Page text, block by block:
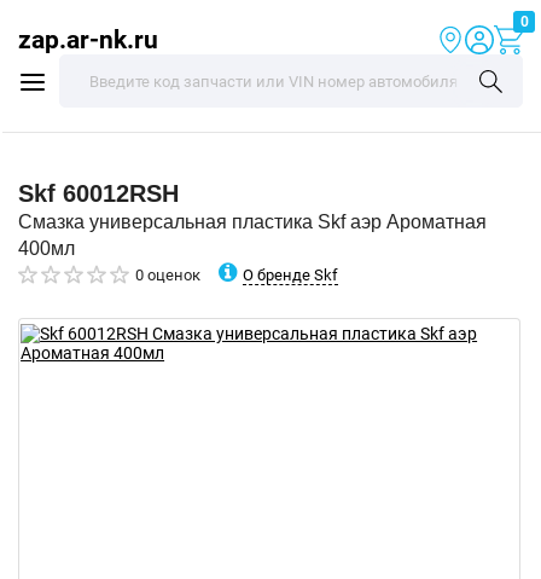
zap.ar-nk.ru
0
Skf 60012RSH
Смазка универсальная пластика Skf аэр Ароматная
400мл
0 оценок О бренде Skf